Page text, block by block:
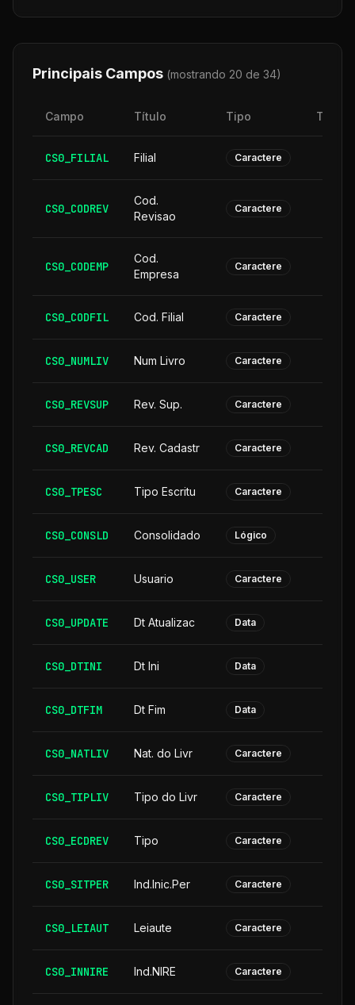
Principais Campos (mostrando 20 de 34)
Campo Título Tipo
CS0_FILIAL Filial Caractere
CS0_CODREV
Cod.
Revisao
Caractere
CS0_CODEMP
Cod.
Empresa
Caractere
CS0_CODFIL Cod. Filial Caractere
CS0_NUMLIV Num Livro Caractere
CS0_REVSUP Rev. Sup. Caractere
CS0_REVCAD Rev. Cadastr Caractere
CS0_TPESC Tipo Escritu Caractere
CS0_CONSLD Consolidado Lógico
CS0_USER Usuario Caractere
CS0_UPDATE Dt Atualizac Data
CS0_DTINI Dt Ini Data
CS0_DTFIM Dt Fim Data
CS0_NATLIV Nat. do Livr Caractere
CS0_TIPLIV Tipo do Livr Caractere
CS0_ECDREV Tipo Caractere
CS0_SITPER Ind.Inic.Per Caractere
CS0_LEIAUT Leiaute Caractere
CS0_INNIRE Ind.NIRE Caractere